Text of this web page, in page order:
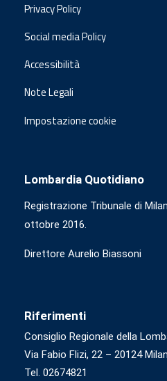
Privacy Policy
Social media Policy
Accessibilità
Note Legali
Impostazione cookie
Lombardia Quotidiano
Registrazione Tribunale di
ottobre 2016.
Direttore Aurelio Biassoni
Riferimenti
Consiglio Regionale della
Via Fabio Flizi, 22 – 20124
Tel. 02674821